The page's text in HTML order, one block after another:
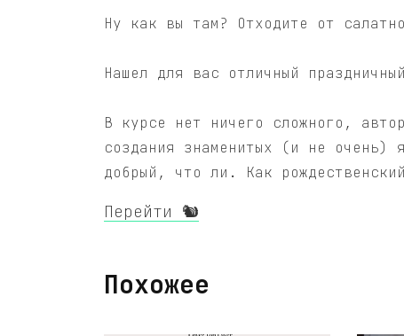
Ну как вы там? Отходите от
Нашел для вас отличный
В курсе нет ничего сложного,
создания знаменитых (и не очень)
добрый, что ли. Как
Перейти 🐿️
Похожее